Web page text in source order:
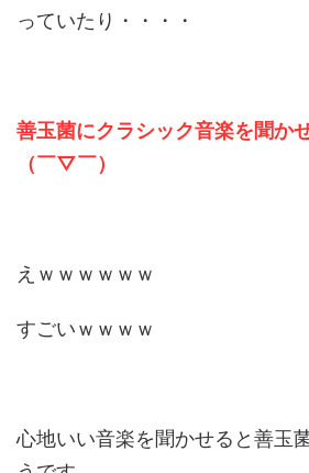
っていたり・・・・
善玉菌にクラシック音楽を聞か
（￣▽￣）
えｗｗｗｗｗｗ
すごいｗｗｗｗ
心地いい音楽を聞かせると善玉